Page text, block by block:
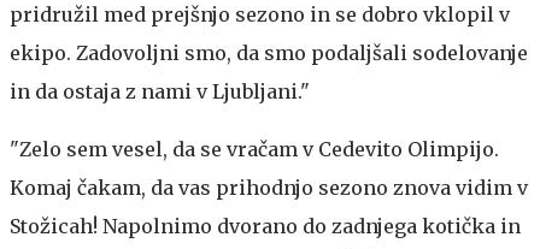
pridružil med prejšnjo sezono in se dobro vklopil v
ekipo. Zadovoljni smo, da smo podaljšali sodelovanje
in da ostaja z nami v Ljubljani."
"Zelo sem vesel, da se vračam v Cedevito Olimpijo.
Komaj čakam, da vas prihodnjo sezono znova vidim v
Stožicah! Napolnimo dvorano do zadnjega kotička in